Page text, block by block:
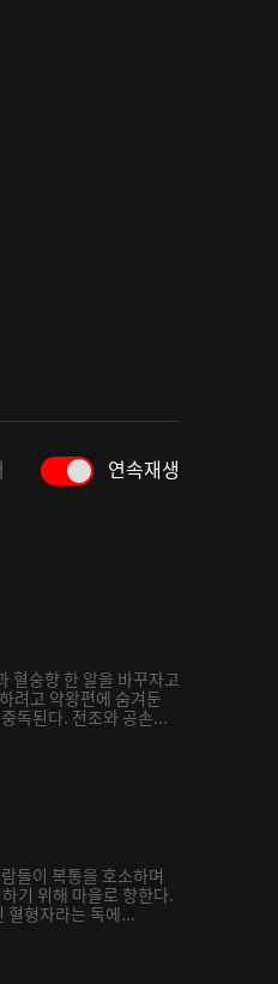
연속재생
혈숭향 한 알을 바꾸자고
려고 약왕편에 숨겨둔
독된다. 전조와 공손...
들이 복통을 호소하며
기 위해 마을로 향한다.
혈형자라는 독에...